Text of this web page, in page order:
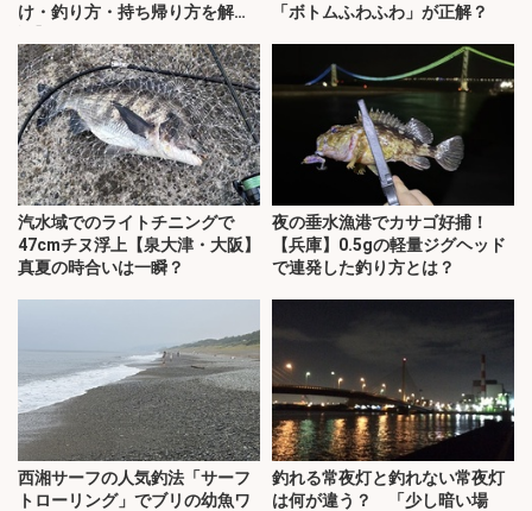
け・釣り方・持ち帰り方を解
「ボトムふわふわ」が正解？
汽水域でのライトチニングで
47cmチヌ浮上【泉大津・大阪】
真夏の時合いは一瞬？
夜の垂水漁港でカサゴ好捕！
【兵庫】0.5gの軽量ジグヘッド
で連発した釣り方とは？
西湘サーフの人気釣法「サーフ
トローリング」でブリの幼魚ワ
釣れる常夜灯と釣れない常夜灯
は何が違う？ 「少し暗い場